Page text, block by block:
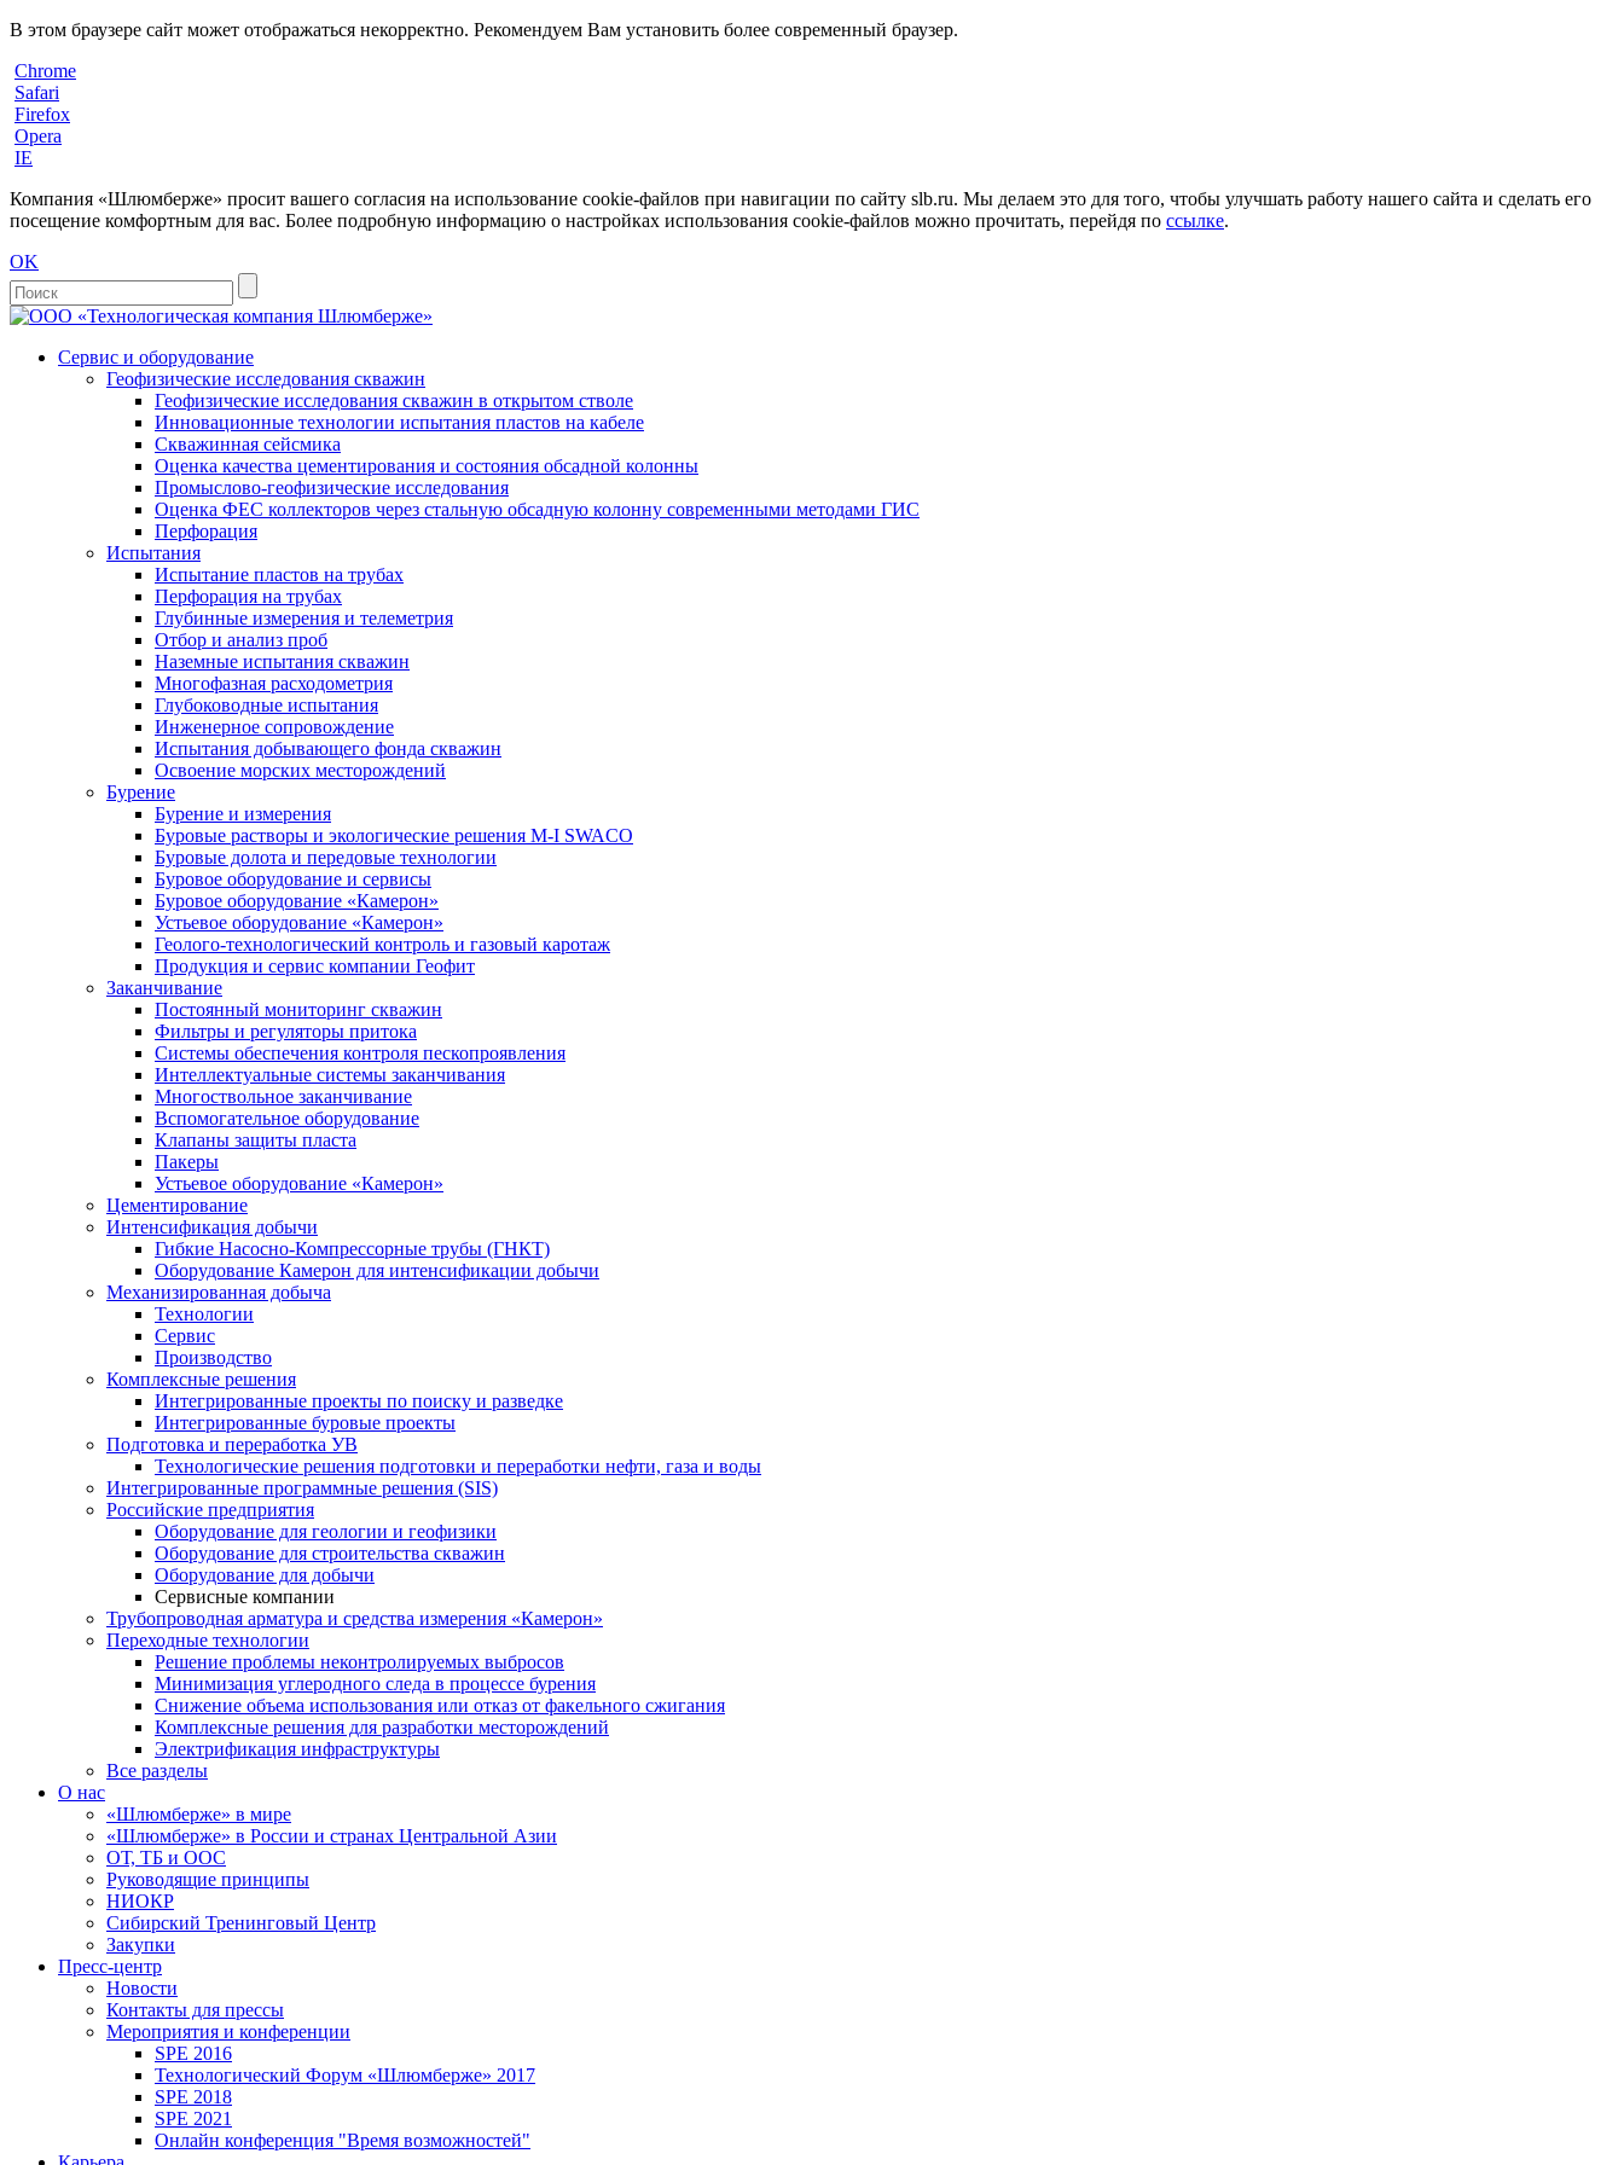
В этом браузере сайт может отображаться некорректно. Рекомендуем Вам установить более современный браузер.
Chrome
Safari
Firefox
Opera
IE
Компания «Шлюмберже» просит вашего согласия на использование cookie-файлов при навигации по сайту slb.ru. Мы делаем это для того, чтобы улучшать работу нашего сайта и сделать его
посещение комфортным для вас. Более подробную информацию о настройках использования cookie-файлов можно прочитать, перейдя по ссылке.
OK
Сервис и оборудование
Геофизические исследования скважин
Геофизические исследования скважин в открытом стволе
Инновационные технологии испытания пластов на кабеле
Скважинная сейсмика
Оценка качества цементирования и состояния обсадной колонны
Промыслово-геофизические исследования
Оценка ФЕС коллекторов через стальную обсадную колонну современными методами ГИС
Перфорация
Испытания
Испытание пластов на трубах
Перфорация на трубах
Глубинные измерения и телеметрия
Отбор и анализ проб
Наземные испытания скважин
Многофазная расходометрия
Глубоководные испытания
Инженерное сопровождение
Испытания добывающего фонда скважин
Освоение морских месторождений
Бурение
Бурение и измерения
Буровые растворы и экологические решения M-I SWACO
Буровые долота и передовые технологии
Буровое оборудование и сервисы
Буровое оборудование «Камерон»
Устьевое оборудование «Камерон»
Геолого-технологический контроль и газовый каротаж
Продукция и сервис компании Геофит
Заканчивание
Постоянный мониторинг скважин
Фильтры и регуляторы притока
Cистемы обеспечения контроля пескопроявления
Интеллектуальные системы заканчивания
Многоствольное заканчивание
Вспомогательное оборудование
Клапаны защиты пласта
Пакеры
Устьевое оборудование «Камерон»
Цементирование
Интенсификация добычи
Гибкие Насосно-Компрессорные трубы (ГНКТ)
Оборудование Камерон для интенсификации добычи
Механизированная добыча
Технологии
Сервис
Производство
Комплексные решения
Интегрированные проекты по поиску и разведке
Интегрированные буровые проекты
Подготовка и переработка УВ
Технологические решения подготовки и переработки нефти, газа и воды
Интегрированные программные решения (SIS)
Российские предприятия
Оборудование для геологии и геофизики
Оборудование для строительства скважин
Оборудование для добычи
Сервисные компании
Трубопроводная арматура и средства измерения «Камерон»
Переходные технологии
Решение проблемы неконтролируемых выбросов
Минимизация углеродного следа в процессе бурения
Снижение объема использования или отказ от факельного сжигания
Комплексные решения для разработки месторождений
Электрификация инфраструктуры
Все разделы
О нас
«Шлюмберже» в мире
«Шлюмберже» в России и странах Центральной Азии
ОТ, ТБ и ООС
Руководящие принципы
НИОКР
Сибирский Тренинговый Центр
Закупки
Пресс-центр
Новости
Контакты для прессы
Мероприятия и конференции
SPE 2016
Технологический Форум «Шлюмберже» 2017
SPE 2018
SPE 2021
Онлайн конференция "Время возможностей"